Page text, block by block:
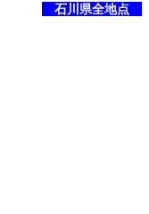
石川県全地点